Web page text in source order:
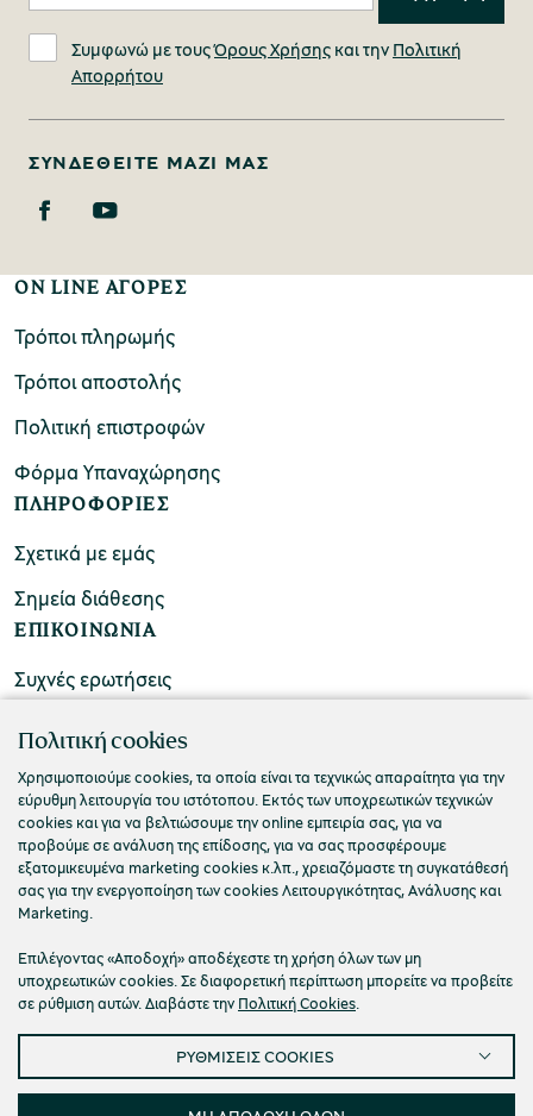
Συμφωνώ με τουςΌρους Χρήσης και την Πολιτική
Απορρήτου
ΣΥΝΔΕΘΕΊΤΕ ΜΑΖΊ ΜΑΣ
ON LINE ΑΓΟΡΕΣ
Τρόποι πληρωμής
Τρόποι αποστολής
Πολιτική επιστροφών
Φόρμα Υπαναχώρησης
ΠΛΗΡΟΦΟΡΙΕΣ
Σχετικά με εμάς
Σημεία διάθεσης
ΕΠΙΚΟΙΝΩΝΙΑ
Συχνές ερωτήσεις
Επικοινωνήστε μαζί μας
© 2026 Πολιτιστικό Ίδρυμα Ομίλου Πειραιώς
Πολιτική Απορρήτου Όροι Χρήσης
Cookies
Ρυθμίσεις Cookies
Προσβασιμότητα
Πολιτική cookies
Χρησιμοποιούμε cookies, τα οποία είναι τα τεχνικώς απαραίτητα για την
εύρυθμη λειτουργία του ιστότοπου. Εκτός των υποχρεωτικών τεχνικών
cookies και για να βελτιώσουμε την online εμπειρία σας, για να
προβούμε σε ανάλυση της επίδοσης, για να σας προσφέρουμε
εξατομικευμένα marketing cookies κ.λπ., χρειαζόμαστε τη συγκατάθεσή
σας για την ενεργοποίηση των cookies Λειτουργικότητας, Ανάλυσης και
Marketing.
Επιλέγοντας «Αποδοχή» αποδέχεστε τη χρήση όλων των μη
υποχρεωτικών cookies. Σε διαφορετική περίπτωση μπορείτε να προβείτε
σε ρύθμιση αυτών. Διαβάστε την Πολιτική Cookies.
ΡΥΘΜΙΣΕΙΣ COOKIES